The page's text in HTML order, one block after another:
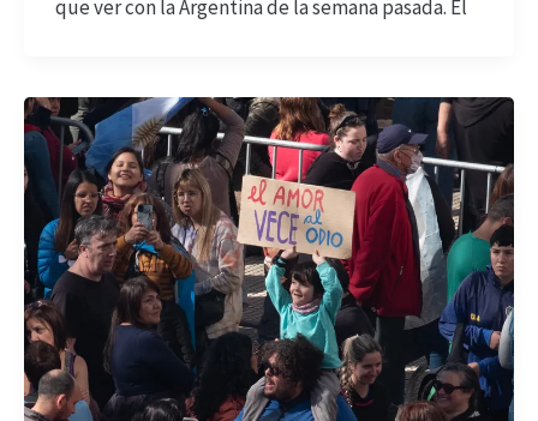
que ver con la Argentina de la semana pasada. El